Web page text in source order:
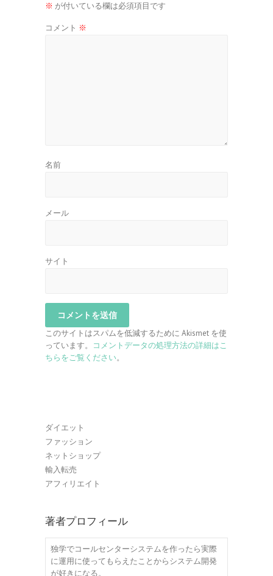
※ が付いている欄は必須項目です
コメント ※
名前
メール
サイト
このサイトはスパムを低減するために Akismet を使
っています。
コメントデータの処理方法の詳細はこ
ちらをご覧ください。
ダイエット
ファッション
ネットショップ
輸入転売
アフィリエイト
著者プロフィール
独学でコールセンターシステムを作ったら実際
に運用に使ってもらえたことからシステム開発
が好きになる。